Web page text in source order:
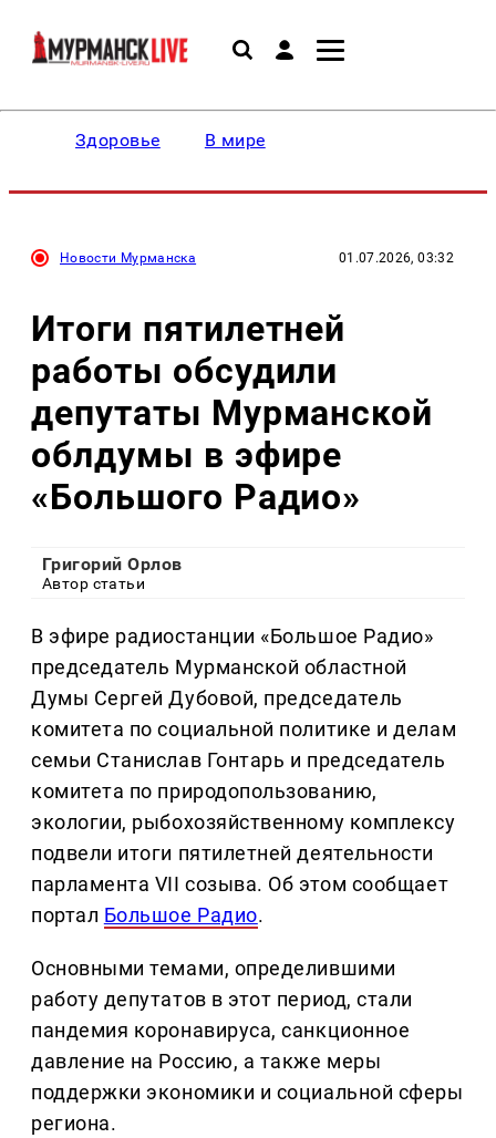
Здоровье В мире
Новости Мурманска 01.07.2026, 03:32
Итоги пятилетней
работы обсудили
депутаты Мурманской
облдумы в эфире
«Большого Радио»
Григорий Орлов
Автор статьи
В эфире радиостанции «Большое Радио»
председатель Мурманской областной
Думы Сергей Дубовой, председатель
комитета по социальной политике и делам
семьи Станислав Гонтарь и председатель
комитета по природопользованию,
экологии, рыбохозяйственному комплексу
подвели итоги пятилетней деятельности
парламента VII созыва. Об этом сообщает
портал Большое Радио.
Основными темами, определившими
работу депутатов в этот период, стали
пандемия коронавируса, санкционное
давление на Россию, а также меры
поддержки экономики и социальной сферы
региона.